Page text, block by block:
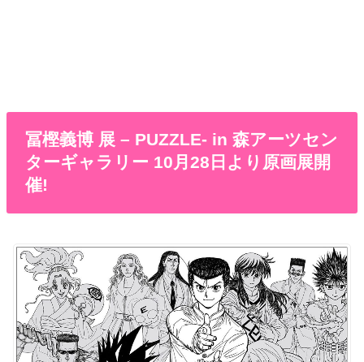
冨樫義博 展 – PUZZLE- in 森アーツセン
ターギャラリー 10月28日より原画展開
催!